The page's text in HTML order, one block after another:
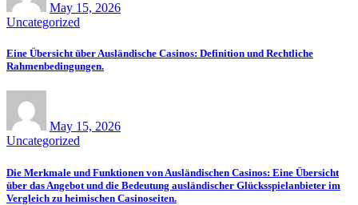
May 15, 2026
Uncategorized
Eine Übersicht über Ausländische Casinos: Definition und Rechtliche
Rahmenbedingungen.
May 15, 2026
Uncategorized
Die Merkmale und Funktionen von Ausländischen Casinos: Eine Übersicht
über das Angebot und die Bedeutung ausländischer Glücksspielanbieter im
Vergleich zu heimischen Casinoseiten.